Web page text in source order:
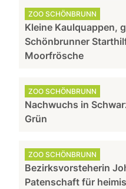
ZOO SCHÖNBRUNN
Kleine Kaulquappen,
Schönbrunner
Moorfrösche
ZOO SCHÖNBRUNN
Nachwuchs in
Grün
ZOO SCHÖNBRUNN
Bezirksvorsteherin
Patenschaft für